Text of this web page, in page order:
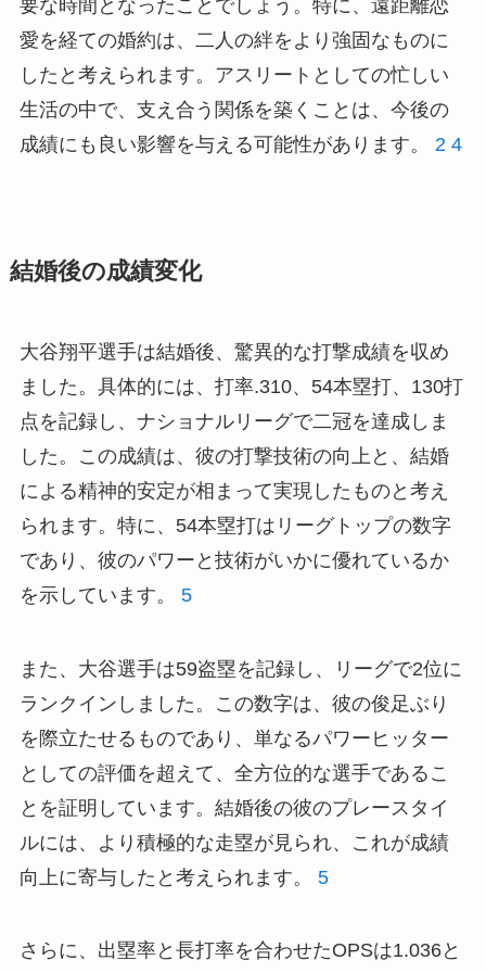
要な時間となったことでしょう。特に、遠距離恋
愛を経ての婚約は、二人の絆をより強固なものに
したと考えられます。アスリートとしての忙しい
生活の中で、支え合う関係を築くことは、今後の
成績にも良い影響を与える可能性があります。 2 4
結婚後の成績変化
大谷翔平選手は結婚後、驚異的な打撃成績を収め
ました。具体的には、打率.310、54本塁打、130打
点を記録し、ナショナルリーグで二冠を達成しま
した。この成績は、彼の打撃技術の向上と、結婚
による精神的安定が相まって実現したものと考え
られます。特に、54本塁打はリーグトップの数字
であり、彼のパワーと技術がいかに優れているか
を示しています。 5
また、大谷選手は59盗塁を記録し、リーグで2位に
ランクインしました。この数字は、彼の俊足ぶり
を際立たせるものであり、単なるパワーヒッター
としての評価を超えて、全方位的な選手であるこ
とを証明しています。結婚後の彼のプレースタイ
ルには、より積極的な走塁が見られ、これが成績
向上に寄与したと考えられます。 5
さらに、出塁率と長打率を合わせたOPSは1.036と